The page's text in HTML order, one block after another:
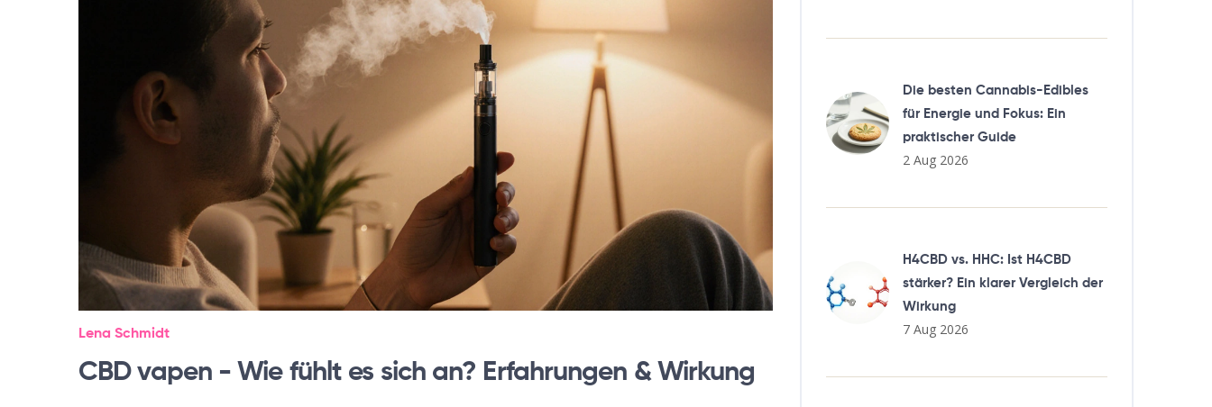
Lena Schmidt
CBD vapen - Wie fühlt es sich an? Erfahrungen & Wirkung
Die besten Cannabis-Edibles
für Energie und Fokus: Ein
praktischer Guide
2 Aug 2026
H4CBD vs. HHC: Ist H4CBD
stärker? Ein klarer Vergleich der
Wirkung
7 Aug 2026